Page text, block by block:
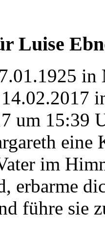
Luise
in
um 15:39
eine
im
erbarme
führe sie